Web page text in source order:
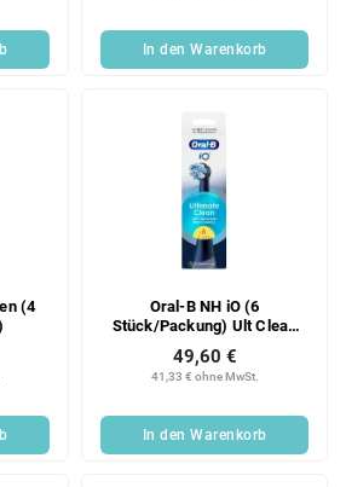
In den Warenkorb
(4
Oral-B NH iO (6
Stück/Packung) Ult Clean
41,33 € ohne MwSt.
49,60 €
In den Warenkorb